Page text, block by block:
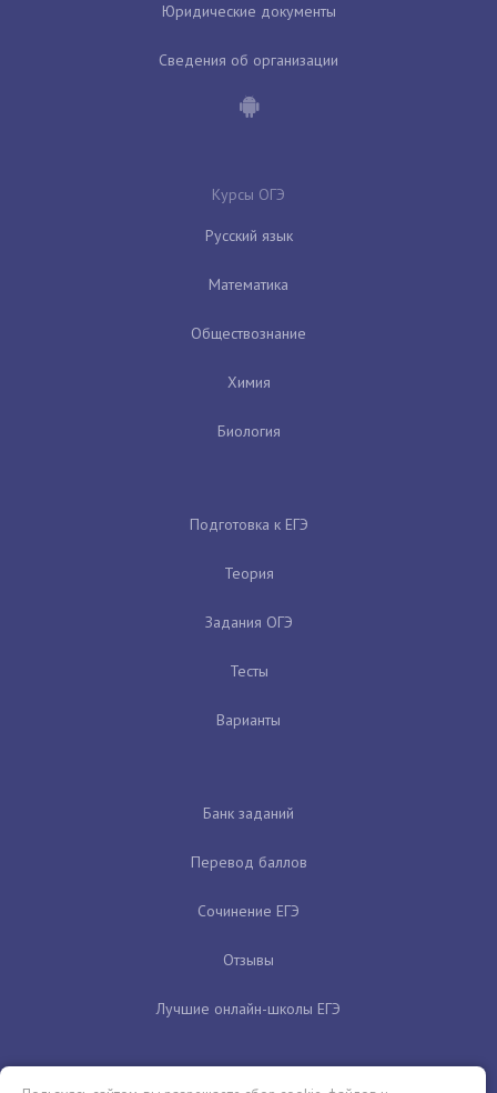
Юридические документы
Сведения об организации
Курсы ОГЭ
Русский язык
Математика
Обществознание
Химия
Биология
Подготовка к ЕГЭ
Теория
Задания ОГЭ
Тесты
Варианты
Банк заданий
Перевод баллов
Сочинение ЕГЭ
Отзывы
Лучшие онлайн-школы ЕГЭ